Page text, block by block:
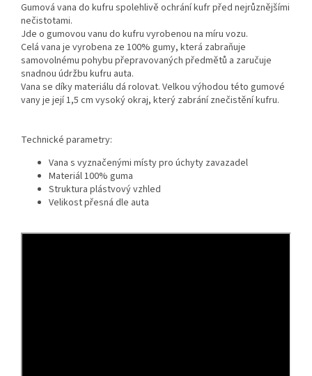
Gumová vana do kufru spolehlivě ochrání kufr před nejrůznějšími
nečistotami.
Jde o gumovou vanu do kufru vyrobenou na míru vozu.
Celá vana je vyrobena ze 100% gumy, která zabraňuje
samovolnému pohybu přepravovaných předmětů a zaručuje
snadnou údržbu kufru auta.
Vana se díky materiálu dá rolovat. Velkou výhodou této gumové
vany je její 1,5 cm vysoký okraj, který zabrání znečistění kufru.
Technické parametry:
Vana s vyznačenými místy pro úchyty zavazadel
Materiál 100% guma
Struktura plástvový vzhled
Velikost přesná dle auta